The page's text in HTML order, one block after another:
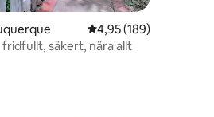
438 omdömen
4,95 av 5 i
4,95 (189)
fridfullt, säkert, nära allt